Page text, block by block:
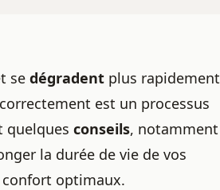
se dégradent plus rapidement
est un processus
quelques conseils, notamment
la durée de vie de vos
optimaux.